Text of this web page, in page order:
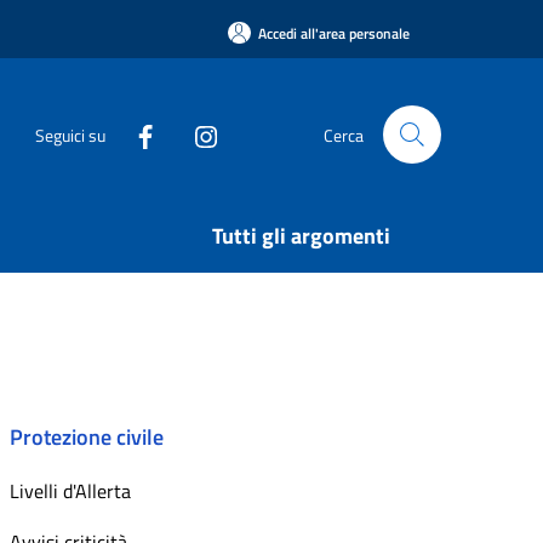
Accedi all'area personale
Seguici su Cerca
Tutti gli argomenti
Protezione civile
Livelli d'Allerta